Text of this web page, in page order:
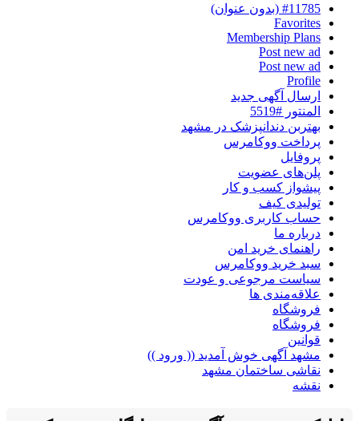
#11785 (بدون عنوان)
Favorites
Membership Plans
Post new ad
Post new ad
Profile
ارسال آگهی جدید
المنتور #5519
بهتربن دندانپزشک در مشهد
پرداخت ووکامرس
پروفایل
پلن‌های عضویت
پیشواز کسب و کار
تولیدی کیف
حساب کاربری ووکامرس
درباره ما
راهنمای خرید امن
سبد خرید ووکامرس
سیاست مرجوعی و عودت
علاقه‌مندی ها
فروشگاه
فروشگاه
قوانین
مشهد آگهی خوش آمدید (( ورود ))
نقاشی ساختمان مشهد
نقشه